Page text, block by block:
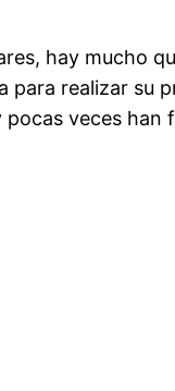
hay mucho
para realizar su
veces han